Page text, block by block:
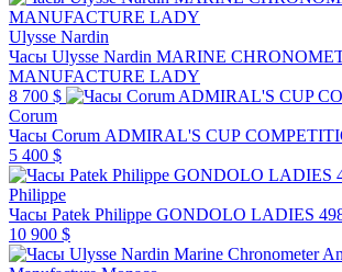
Ulysse Nardin
Часы Ulysse Nardin MARINE
MANUFACTURE LADY
8 700 $
Corum
Часы Corum ADMIRAL'S CUP
5 400 $
Philippe
Часы Patek Philippe GONDOLO LADIES
10 900 $